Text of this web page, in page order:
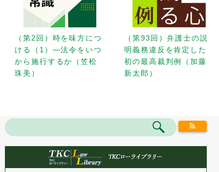
（第2回）時を味方につ
ける（1）—法令をいつ
から施行するか（笠松
珠美）
（第93回）弁護士の説
明義務違反を肯定した
初の最高裁判例（加藤
新太郎）